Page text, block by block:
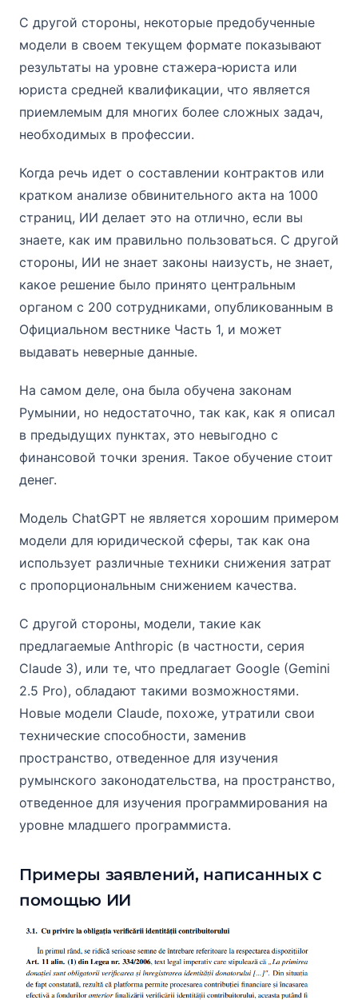
С другой стороны, некоторые предобученные
модели в своем текущем формате показывают
результаты на уровне стажера-юриста или
юриста средней квалификации, что является
приемлемым для многих более сложных задач,
необходимых в профессии.
Когда речь идет о составлении контрактов или
кратком анализе обвинительного акта на 1000
страниц, ИИ делает это на отлично, если вы
знаете, как им правильно пользоваться. С другой
стороны, ИИ не знает законы наизусть, не знает,
какое решение было принято центральным
органом с 200 сотрудниками, опубликованным в
Официальном вестнике Часть 1, и может
выдавать неверные данные.
На самом деле, она была обучена законам
Румынии, но недостаточно, так как, как я описал
в предыдущих пунктах, это невыгодно с
финансовой точки зрения. Такое обучение стоит
денег.
Модель ChatGPT не является хорошим примером
модели для юридической сферы, так как она
использует различные техники снижения затрат
с пропорциональным снижением качества.
С другой стороны, модели, такие как
предлагаемые Anthropic (в частности, серия
Claude 3), или те, что предлагает Google (Gemini
2.5 Pro), обладают такими возможностями.
Новые модели Claude, похоже, утратили свои
технические способности, заменив
пространство, отведенное для изучения
румынского законодательства, на пространство,
отведенное для изучения программирования на
уровне младшего программиста.
Примеры заявлений, написанных с
помощью ИИ